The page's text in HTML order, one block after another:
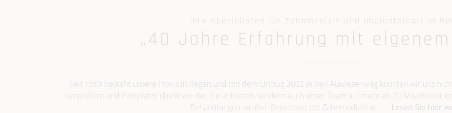
Ihre Spezialisten für Zahnmedizin und Implantologie in
„40 Jahre Erfahrung mit eigenem
Seit 1983 besteht unsere Praxis in Regen und mit dem Umzug 2002 in den Auwiesenweg konnten wir uns
vergrößern und Parkplätze direkt vor der Tür anbieten, sondern auch unser Team auf mehr als 20 Mitarbeiter
Behandlungen zu allen Bereichen der Zahnmedizin an.
Lesen Sie hier